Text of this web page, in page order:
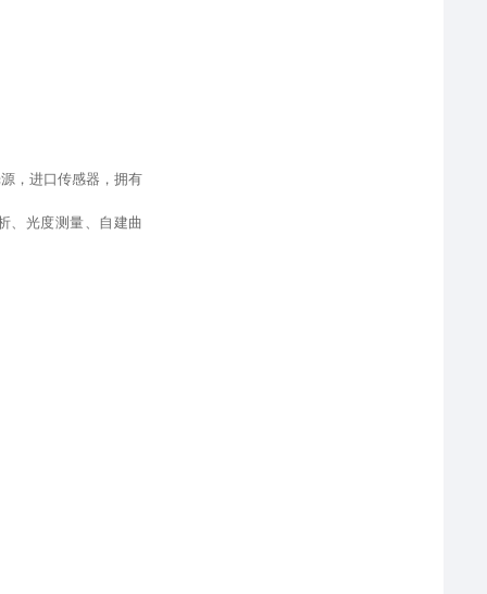
，进口传感器，拥有
、光度测量、自建曲